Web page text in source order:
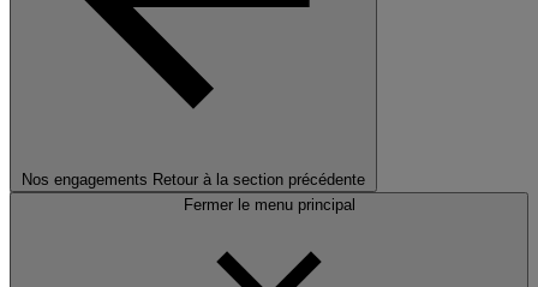
Nos engagements Retour à la section précédente
Fermer le menu principal